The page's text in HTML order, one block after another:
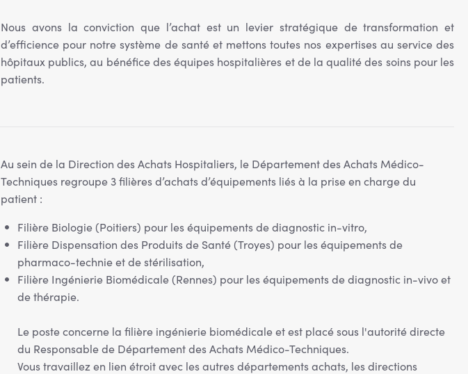
Nous avons la conviction que l’achat est un levier stratégique de transformation et
d’efficience pour notre système de santé et mettons toutes nos expertises au service des
hôpitaux publics, au bénéfice des équipes hospitalières et de la qualité des soins pour les
patients.
Au sein de la Direction des Achats Hospitaliers, le Département des Achats Médico-
Techniques regroupe 3 filières d’achats d’équipements liés à la prise en charge du
patient :
Filière Biologie (Poitiers) pour les équipements de diagnostic in-vitro,
Filière Dispensation des Produits de Santé (Troyes) pour les équipements de
pharmaco-technie et de stérilisation,
Filière Ingénierie Biomédicale (Rennes) pour les équipements de diagnostic in-vivo et
de thérapie.
Le poste concerne la filière ingénierie biomédicale et est placé sous l'autorité directe
du Responsable de Département des Achats Médico-Techniques.
Vous travaillez en lien étroit avec les autres départements achats, les directions